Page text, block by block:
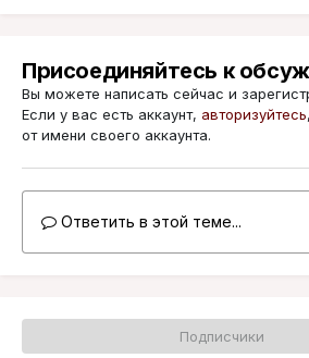
Присоединяйтесь к
Вы можете написать сейчас и
Если у вас есть аккаунт, авторизуйтесь
от имени своего аккаунта.
Ответить в этой теме...
Подписчики